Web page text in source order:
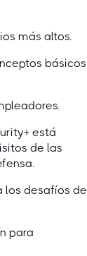
más altos.
básicos
está
de las
los desafíos de
para